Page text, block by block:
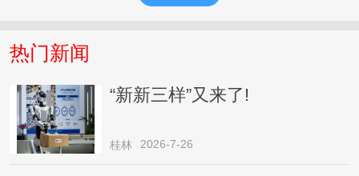
热门新闻
“新新三样”又来了!
桂林 2026-7-26